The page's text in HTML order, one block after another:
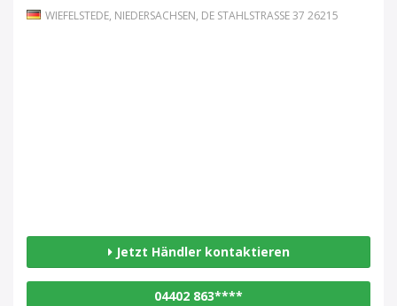
WIEFELSTEDE, NIEDERSACHSEN, DE STAHLSTRASSE 37 26215
Jetzt Händler kontaktieren
04402 863****